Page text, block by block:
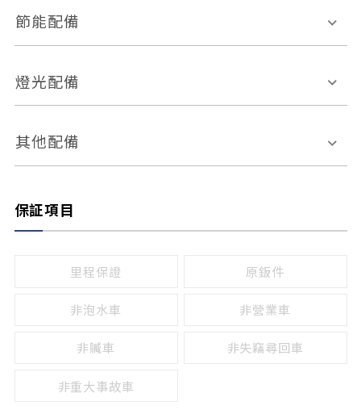
車道偏離警示
自動停車系統 盲點偵測系統
倒車雷達
無
有
外部音源接入
節能配備
引擎啟閉系統
燈光配備
感應頭燈
頭燈光源
其他配備
保証項目
里程保證 原鈑件
非泡水車 非營業車
非贓車 非失竊尋回車
非重大事故車